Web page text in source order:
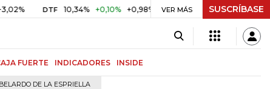
DTF 10,34% +0,10% +0,98% UVR $ 417,01 +$ 0,05 +0,01%
VER MÁS SUSCRÍBASE
FUERTE INDICADORES INSIDE
DE LA ESPRIELLA